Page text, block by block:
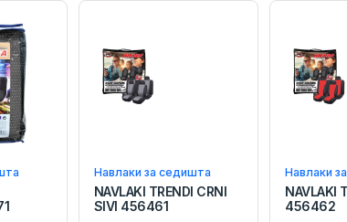
Навлаки за седишта
NAVLAKI TRENDI CRNI
SIVI 456461
Навлаки
NAVLAKI
456462